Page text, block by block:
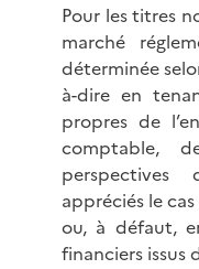
Pour les titres
marché
déterminée
à-dire en
propres de
comptable,
perspectives
appréciés le
ou, à défaut,
financiers issus